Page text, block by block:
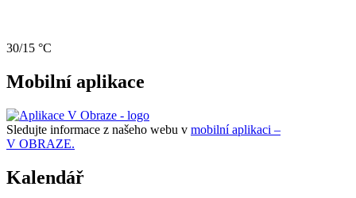
30/15 °C
Mobilní aplikace
Sledujte informace z našeho webu v mobilní aplikaci –
V OBRAZE.
Kalendář